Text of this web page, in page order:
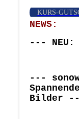
KURS-
NEWS:
--- NEU:
---
Bilder